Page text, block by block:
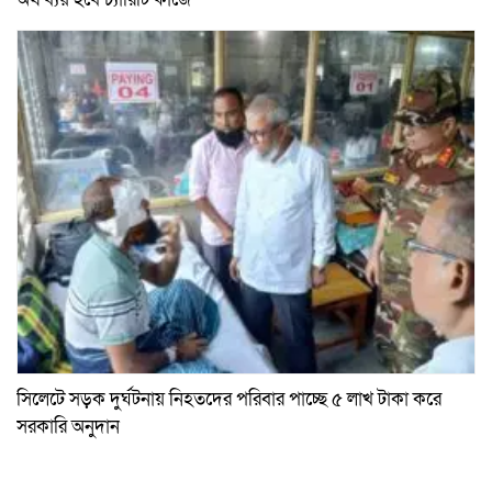
সিলেটে সড়ক দুর্ঘটনায় নিহতদের পরিবার পাচ্ছে ৫ লাখ টাকা করে
সরকারি অনুদান